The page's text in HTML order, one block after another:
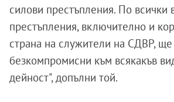
силови престъпления. По всички
престъпления, включително и
страна на служители на СДВР,
безкомпромисни към всякакъв
дейност", допълни той.